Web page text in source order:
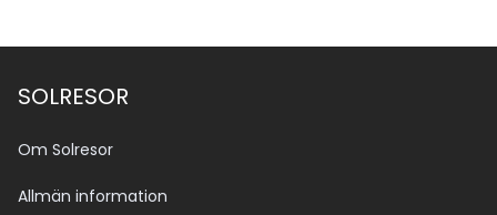
SOLRESOR
Om Solresor
Allmän information